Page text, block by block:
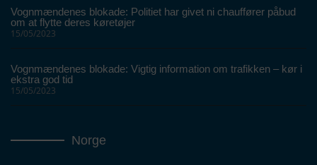
Vognmændenes blokade: Politiet har givet ni chauffører påbud
om at flytte deres køretøjer
15/05/2023
Vognmændenes blokade: Vigtig information om trafikken – kør i
ekstra god tid
15/05/2023
Norge